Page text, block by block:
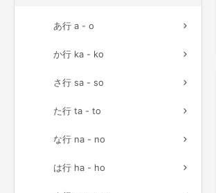
あ行 a - o
か行 ka - ko
さ行 sa - so
た行 ta - to
な行 na - no
は行 ha - ho